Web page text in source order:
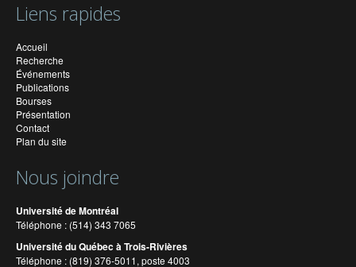
Liens rapides
Accueil
Recherche
Événements
Publications
Bourses
Présentation
Contact
Plan du site
Nous joindre
Université de Montréal
Téléphone : (514) 343 7065
Université du Québec à Trois-Rivières
Téléphone : (819) 376-5011, poste 4003